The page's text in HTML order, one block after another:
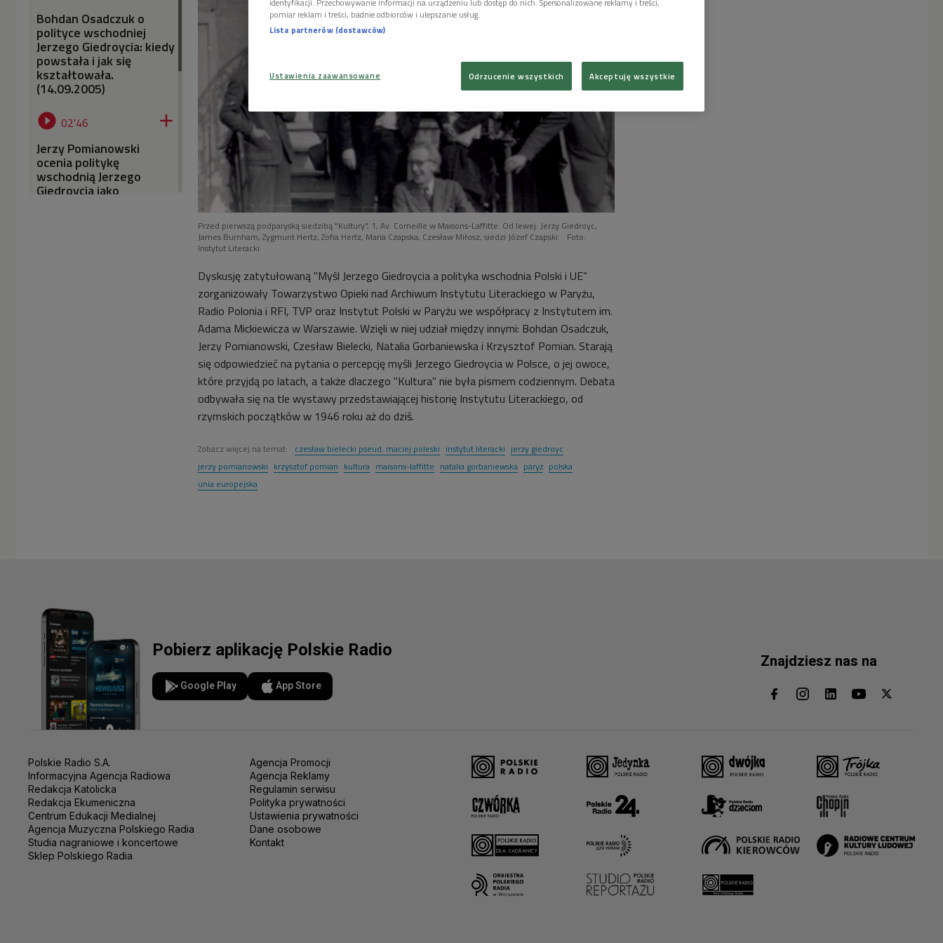
Bohdan Osadczuk o
polityce wschodniej
Jerzego Giedroycia: kiedy
powstała i jak się
kształtowała.
(14.09.2005)
 02'46 
Jerzy Pomianowski
ocenia politykę
wschodnią Jerzego
Giedroycia jako
Przed pierwszą podparyską siedzibą "Kultury", 1, Av. Corneille w Maisons-Laffitte. Od lewej: Jerzy Giedroyc,
James Burnham, Zygmunt Hertz, Zofia Hertz, Maria Czapska, Czesław Miłosz, siedzi Józef Czapski.
Foto:
Instytut Literacki
Dyskusję zatytułowaną "Myśl Jerzego Giedroycia a polityka wschodnia Polski i UE”
zorganizowały Towarzystwo Opieki nad Archiwum Instytutu Literackiego w Paryżu,
Radio Polonia i RFI, TVP oraz Instytut Polski w Paryżu we współpracy z Instytutem im.
Adama Mickiewicza w Warszawie. Wzięli w niej udział między innymi: Bohdan Osadczuk,
Jerzy Pomianowski, Czesław Bielecki, Natalia Gorbaniewska i Krzysztof Pomian. Starają
się odpowiedzieć na pytania o percepcję myśli Jerzego Giedroycia w Polsce, o jej owoce,
które przyjdą po latach, a także dlaczego "Kultura" nie była pismem codziennym. Debata
odbywała się na tle wystawy przedstawiającej historię Instytutu Literackiego, od
rzymskich początków w 1946 roku aż do dziś.
Zobacz więcej na temat: czesław bielecki pseud. maciej poleski instytut literacki jerzy giedroyc
jerzy pomianowski krzysztof pomian kultura maisons-laffitte natalia gorbaniewska paryż polska
unia europejska
Pobierz aplikację Polskie Radio
Google Play App Store
Znajdziesz nas na
Polskie Radio S.A.
Informacyjna Agencja Radiowa
Redakcja Katolicka
Redakcja Ekumeniczna
Centrum Edukacji Medialnej
Agencja Muzyczna Polskiego Radia
Studia nagraniowe i koncertowe
Sklep Polskiego Radia
Agencja Promocji
Agencja Reklamy
Regulamin serwisu
Polityka prywatności
Ustawienia prywatności
Dane osobowe
Kontakt
identyfikacji. Przechowywanie informacji na urządzeniu lub dostęp do nich. Spersonalizowane reklamy i treści,
pomiar reklam i treści, badnie odbiorców i ulepszanie usług.
Lista partnerów (dostawców)
Ustawienia zaawansowane Odrzucenie wszystkich Akceptuję wszystkie